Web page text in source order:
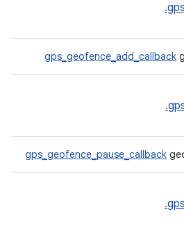
gps_geofence_add_callback
gps_geofence_pause_callback